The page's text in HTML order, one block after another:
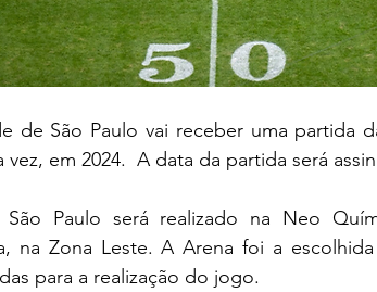
de São Paulo vai receber uma partida
vez, em 2024.  A data da partida será
Paulo será realizado na Neo
na Zona Leste. A Arena foi a
para a realização do jogo.